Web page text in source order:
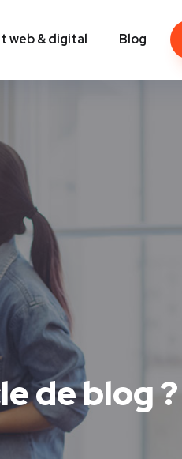
web & digital Blog
de blog ?